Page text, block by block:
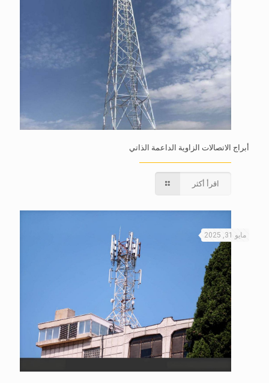
أبراج الاتصالات الزاوية الداعمة الذاتي
اقرأ أكثر
مايو 31, 2025